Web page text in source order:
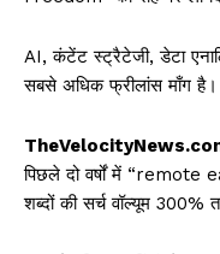
AI, कंटेंट स्ट्रैटेजी, डेटा
सबसे अधिक फ्रीलांस माँग है।
पिछले दो वर्षों में
शब्दों की सर्च वॉल्यूम 300%